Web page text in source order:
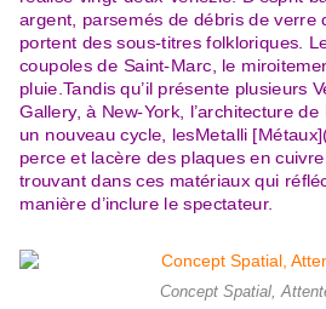
argent,
parsemés de débris de verre
portent des sous-titres folkloriques.
coupoles de Saint-Marc, le
pluie.Tandis qu’il présente plusieurs
Gallery, à New-York, l’architecture
un nouveau cycle, lesMetalli [Métaux]
perce et lacère des plaques en
trouvant dans ces matériaux qui
manière d’inclure le spectateur.
Concept Spatial,